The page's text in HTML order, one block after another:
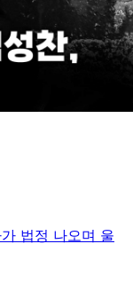
법정 나오며 울